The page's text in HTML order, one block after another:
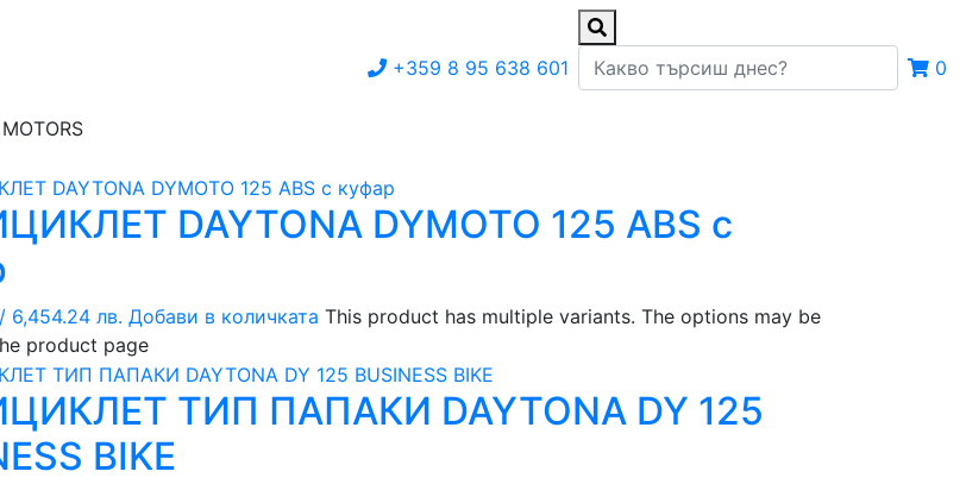
+359 8 95 638 601 0
DAYTONA DYMOTO 125 ABS с
/ 6,454.24 лв. Добави в количката This product has multiple variants. The options may be
product page
ТИП ПАПАКИ DAYTONA DY 125
BIKE